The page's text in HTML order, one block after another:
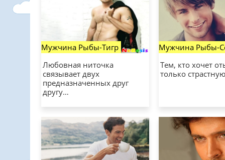
Мужчина Рыбы-Тигр
Любовная ниточка
связывает двух
предназначенных друг
другу…
Мужчина Рыбы-
Тем, кто хочет
только